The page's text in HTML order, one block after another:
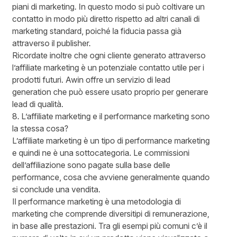
piani di marketing. In questo modo si può coltivare un
contatto in modo più diretto rispetto ad altri canali di
marketing standard, poiché la fiducia passa già
attraverso il publisher.
Ricordate inoltre che ogni cliente generato attraverso
l’affiliate marketing è un potenziale contatto utile per i
prodotti futuri. Awin offre un servizio di lead
generation che può essere usato proprio per generare
lead di qualità.
8. L’affiliate marketing e il performance marketing sono
la stessa cosa?
L’affiliate marketing è un tipo di performance marketing
e quindi ne è una sottocategoria. Le commissioni
dell’affiliazione sono pagate sulla base delle
performance, cosa che avviene generalmente quando
si conclude una vendita.
Il performance marketing è una metodologia di
marketing che comprende diversitipi di remunerazione,
in base alle prestazioni. Tra gli esempi più comuni c’è il